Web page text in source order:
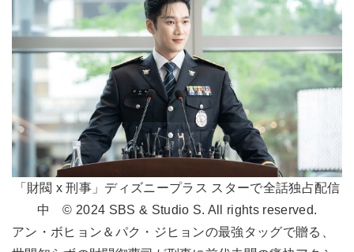
「財閥 x 刑事」ディズニープラス スターで全話独占配信
中 © 2024 SBS & Studio S. All rights reserved.
アン・ボヒョン＆パク・ジヒョンの最強タッグで贈る、